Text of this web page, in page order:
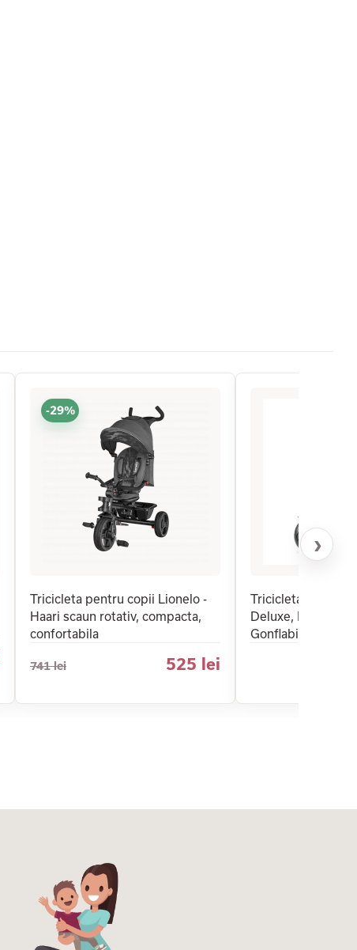
-29%
Tricicleta pentru copii Lionelo -
Haari scaun rotativ, compacta,
confortabila
741 lei 525 lei
Tricicleta pentru
Deluxe, Evolutiva,
Gonflabile, 10-36
›